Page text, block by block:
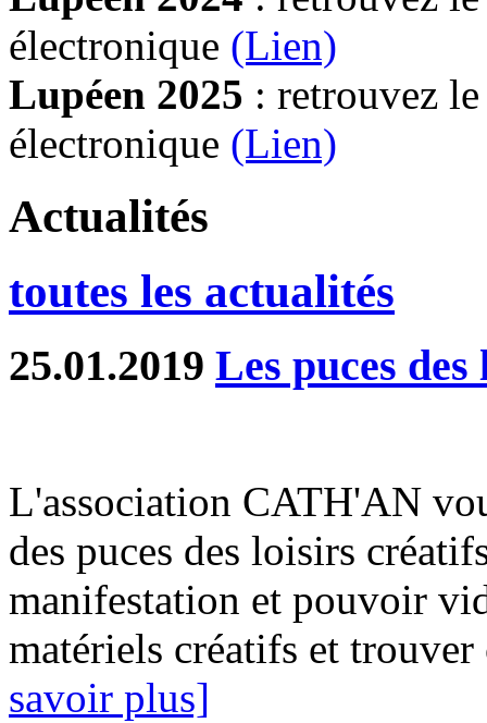
électronique (Lien)
Lupéen 2025 : retrouvez
électronique (Lien)
Actualités
toutes les actualités
25.01.2019 Les puces
L'association CATH'AN
des puces des loisirs
manifestation et pouvoir
matériels créatifs et
savoir plus]